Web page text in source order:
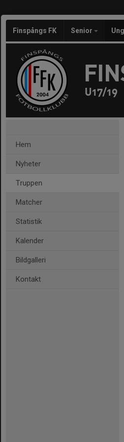
Finspångs FK Senior
U17/19
Hem
Nyheter
Truppen
Matcher
Statistik
Kalender
Bildgalleri
Kontakt